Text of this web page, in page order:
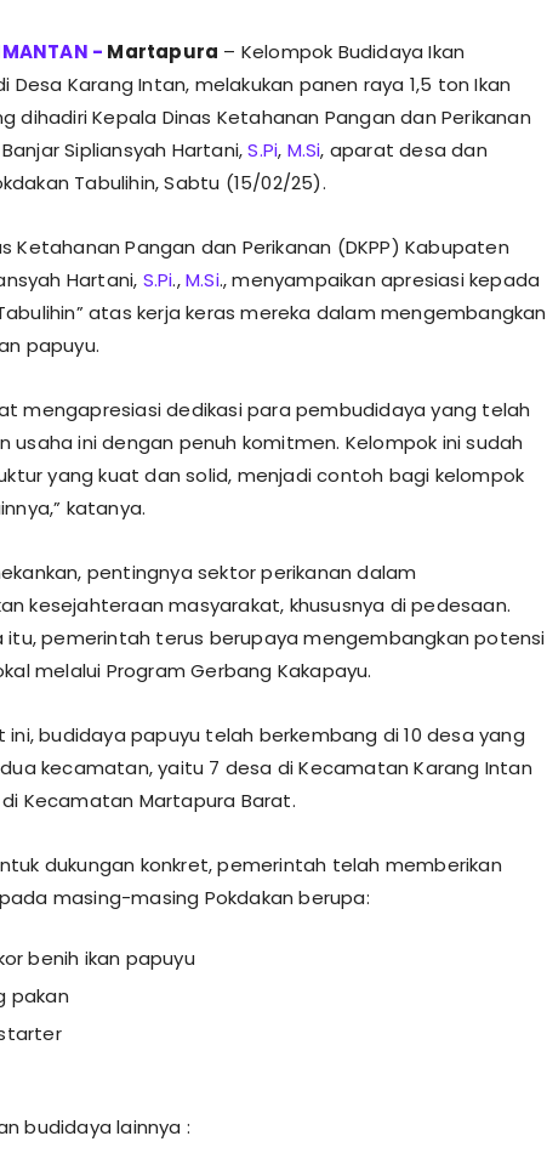
Martapura – Kelompok Budidaya Ikan
Desa Karang Intan, melakukan panen raya 1,5 ton Ikan
dihadiri Kepala Dinas Ketahanan Pangan dan Perikanan
Sipliansyah Hartani,S.Pi, M.Si, aparat desa dan
Tabulihin, Sabtu (15/02/25).
Ketahanan Pangan dan Perikanan (DKPP) Kabupaten
Hartani, S.Pi.,M.Si., menyampaikan apresiasi kepada
atas kerja keras mereka dalam mengembangkan
papuyu.
mengapresiasi dedikasi para pembudidaya yang telah
usaha ini dengan penuh komitmen. Kelompok ini sudah
yang kuat dan solid, menjadi contoh bagi kelompok
katanya.
pentingnya sektor perikanan dalam
kesejahteraan masyarakat, khususnya di pedesaan.
itu, pemerintah terus berupaya mengembangkan potensi
melalui Program Gerbang Kakapayu.
ini, budidaya papuyu telah berkembang di 10 desa yang
kecamatan, yaitu 7 desa di Kecamatan Karang Intan
Kecamatan Martapura Barat.
dukungan konkret, pemerintah telah memberikan
masing-masing Pokdakan berupa:
benih ikan papuyu
pakan
budidaya lainnya :